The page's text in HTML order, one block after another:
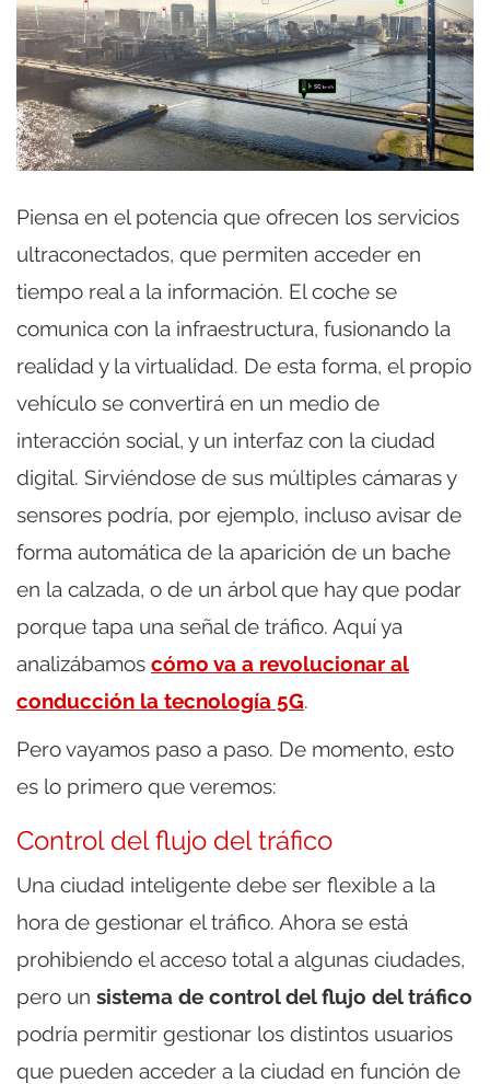
Piensa en el potencia que ofrecen los servicios
ultraconectados, que permiten acceder en
tiempo real a la información. El coche se
comunica con la infraestructura, fusionando la
realidad y la virtualidad. De esta forma, el propio
vehículo se convertirá en un medio de
interacción social, y un interfaz con la ciudad
digital. Sirviéndose de sus múltiples cámaras y
sensores podría, por ejemplo, incluso avisar de
forma automática de la aparición de un bache
en la calzada, o de un árbol que hay que podar
porque tapa una señal de tráfico. Aquí ya
analizábamos cómo va a revolucionar al
conducción la tecnología 5G.
Pero vayamos paso a paso. De momento, esto
es lo primero que veremos:
Control del flujo del tráfico
Una ciudad inteligente debe ser flexible a la
hora de gestionar el tráfico. Ahora se está
prohibiendo el acceso total a algunas ciudades,
pero un sistema de control del flujo del tráfico
podría permitir gestionar los distintos usuarios
que pueden acceder a la ciudad en función de